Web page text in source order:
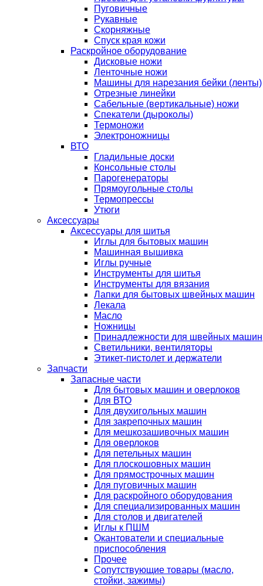
Пуговичные
Рукавные
Скорняжные
Спуск края кожи
Раскройное оборудование
Дисковые ножи
Ленточные ножи
Машины для нарезания бейки (ленты)
Отрезные линейки
Сабельные (вертикальные) ножи
Спекатели (дыроколы)
Термоножи
Электроножницы
ВТО
Гладильные доски
Консольные столы
Парогенераторы
Прямоугольные столы
Термопрессы
Утюги
Аксессуары
Аксессуары для шитья
Иглы для бытовых машин
Машинная вышивка
Иглы ручные
Инструменты для шитья
Инструменты для вязания
Лапки для бытовых швейных машин
Лекала
Масло
Ножницы
Принадлежности для швейных машин
Светильники, вентиляторы
Этикет-пистолет и держатели
Запчасти
Запасные части
Для бытовых машин и оверлоков
Для ВТО
Для двухигольных машин
Для закрепочных машин
Для мешкозашивочных машин
Для оверлоков
Для петельных машин
Для плоскошовных машин
Для прямострочных машин
Для пуговичных машин
Для раскройного оборудования
Для специализированных машин
Для столов и двигателей
Иглы к ПШМ
Окантователи и специальные
приспособления
Прочее
Сопутствующие товары (масло,
стойки, зажимы)